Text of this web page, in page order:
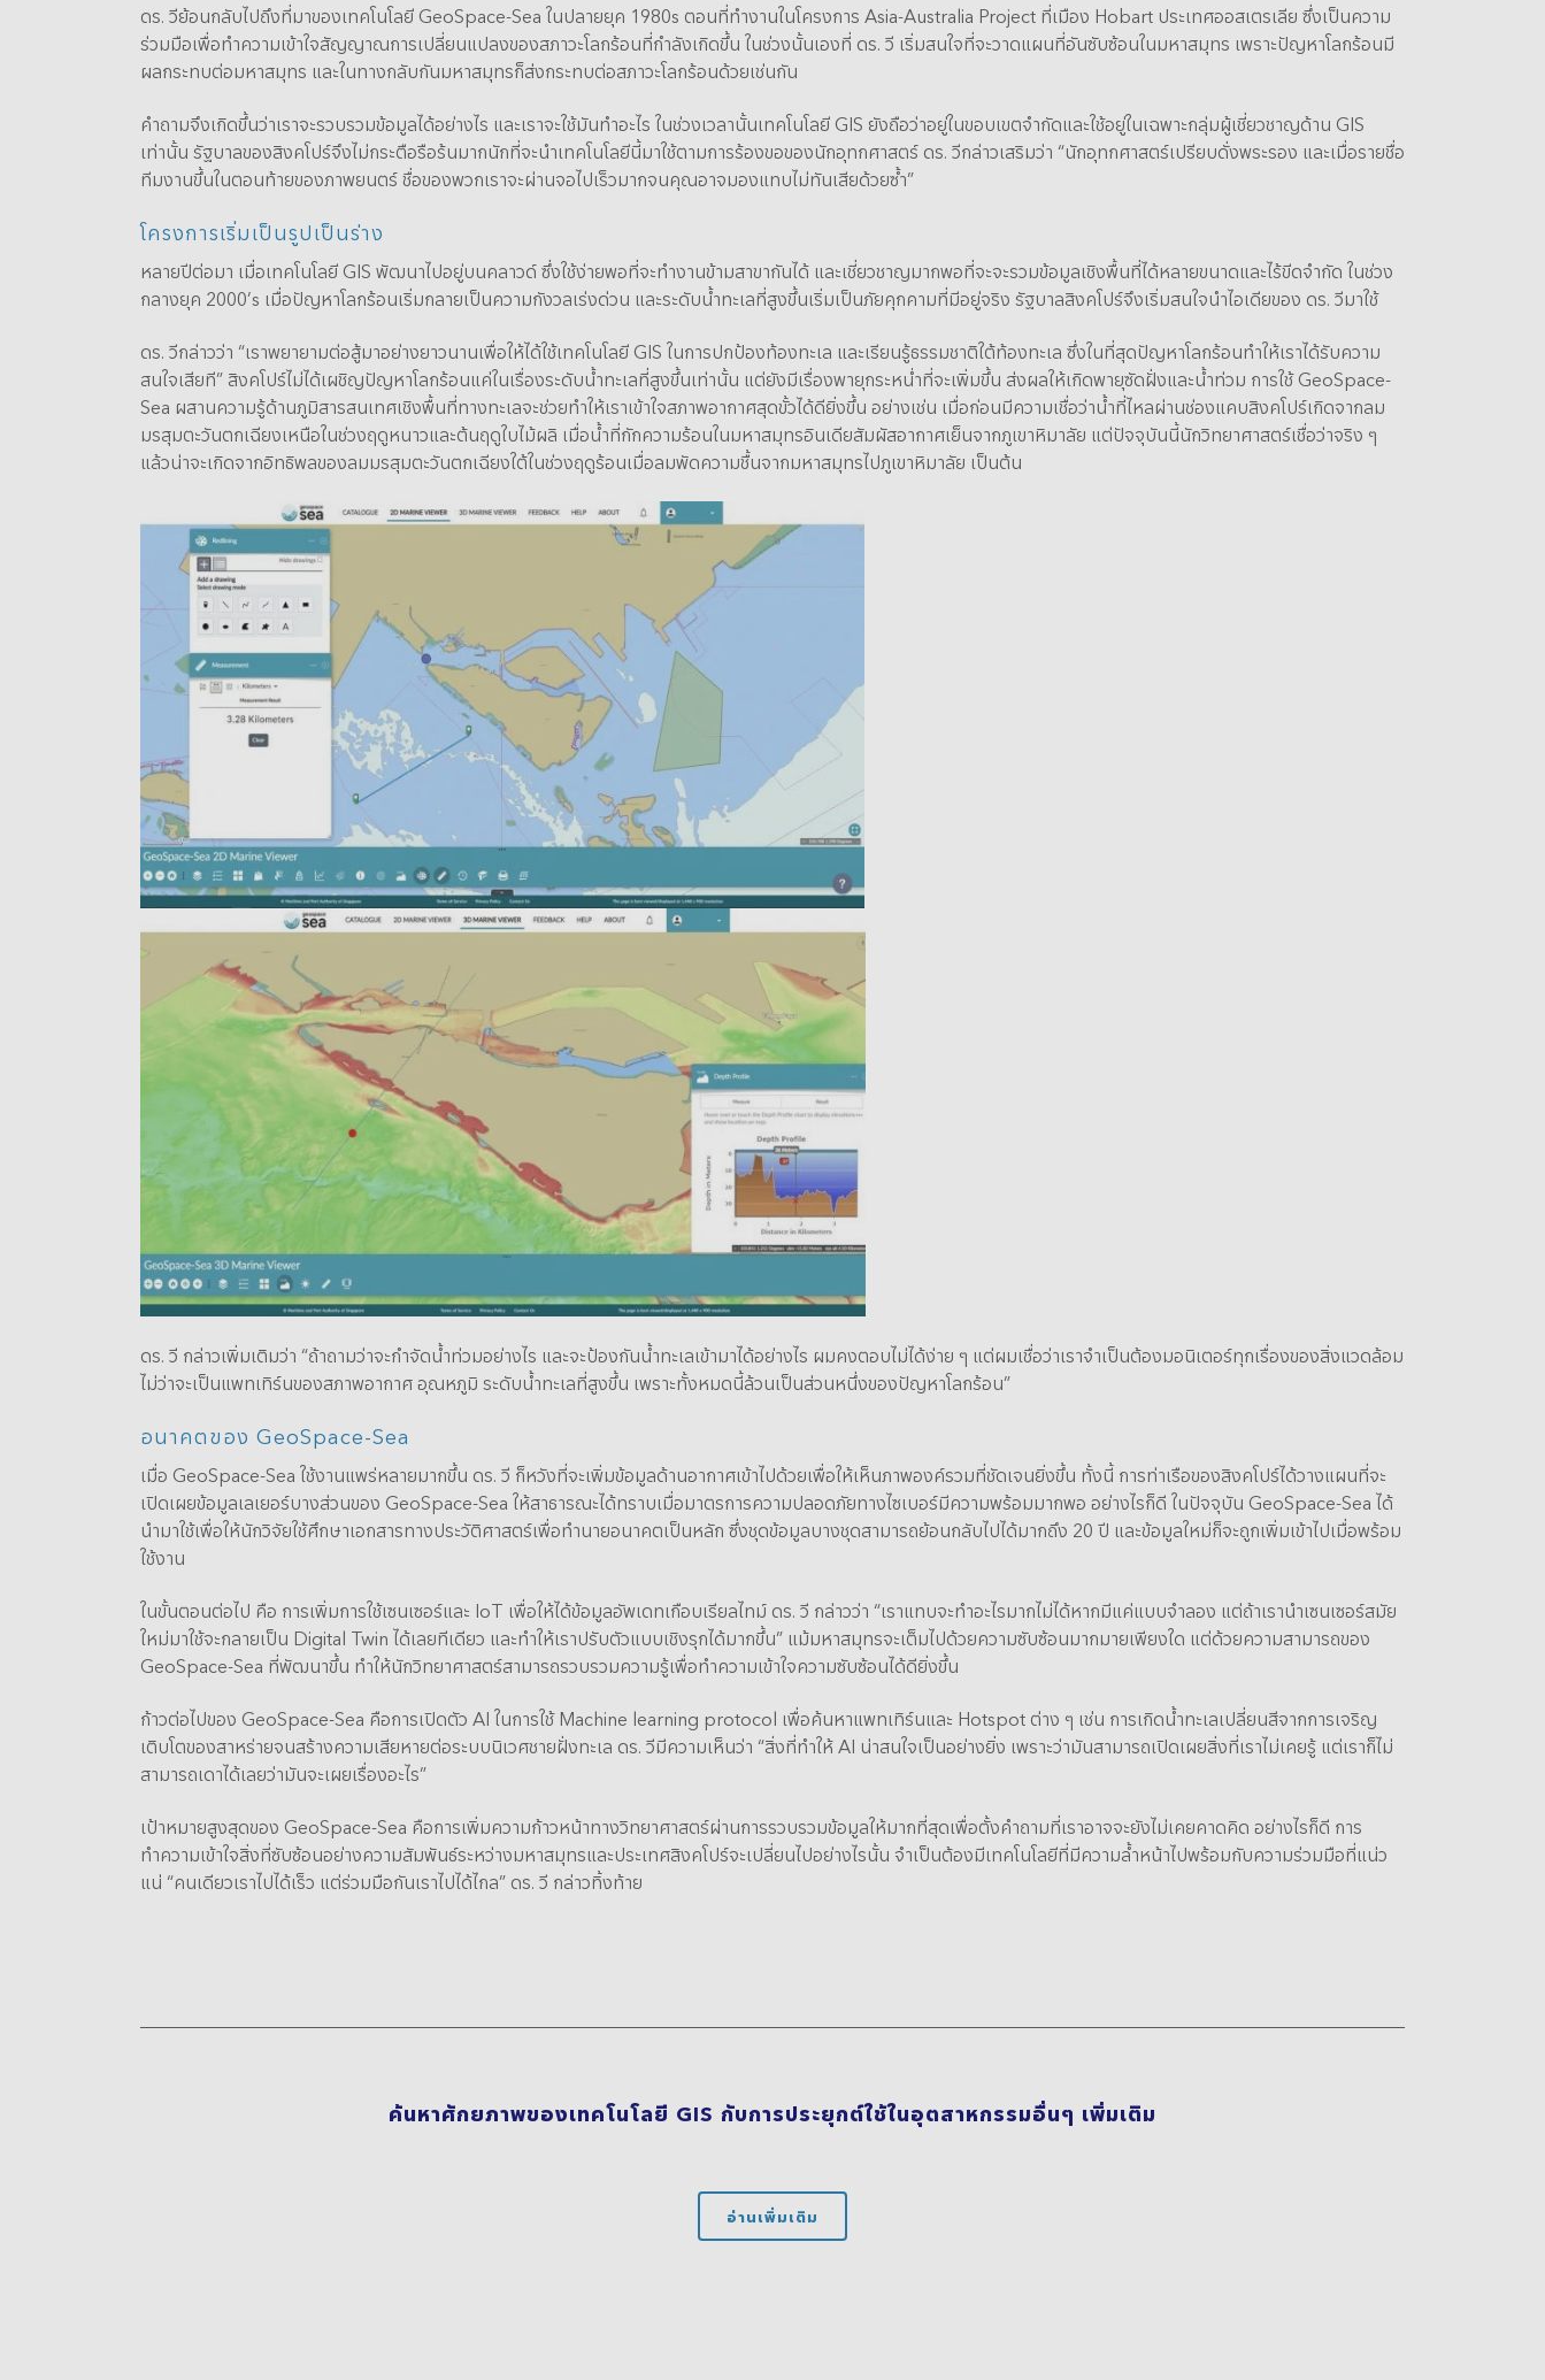
ดร. วีย้อนกลับไปถึงที่มาของเทคโนโลยี GeoSpace-Sea ในปลายยุค 1980s ตอนที่ทำงานในโครงการ Asia-Australia Project ที่เมือง Hobart ประเทศออสเตรเลีย ซึ่งเป็นความ
ร่วมมือเพื่อทำความเข้าใจสัญญาณการเปลี่ยนแปลงของสภาวะโลกร้อนที่กำลังเกิดขึ้น ในช่วงนั้นเองที่ ดร. วี เริ่มสนใจที่จะวาดแผนที่อันซับซ้อนในมหาสมุทร เพราะปัญหาโลกร้อนมี
ผลกระทบต่อมหาสมุทร และในทางกลับกันมหาสมุทรก็ส่งกระทบต่อสภาวะโลกร้อนด้วยเช่นกัน
คำถามจึงเกิดขึ้นว่าเราจะรวบรวมข้อมูลได้อย่างไร และเราจะใช้มันทำอะไร ในช่วงเวลานั้นเทคโนโลยี GIS ยังถือว่าอยู่ในขอบเขตจำกัดและใช้อยู่ในเฉพาะกลุ่มผู้เชี่ยวชาญด้าน GIS
เท่านั้น รัฐบาลของสิงคโปร์จึงไม่กระตือรือร้นมากนักที่จะนำเทคโนโลยีนี้มาใช้ตามการร้องขอของนักอุทกศาสตร์ ดร. วีกล่าวเสริมว่า “นักอุทกศาสตร์เปรียบดั่งพระรอง และเมื่อรายชื่อ
ทีมงานขึ้นในตอนท้ายของภาพยนตร์ ชื่อของพวกเราจะผ่านจอไปเร็วมากจนคุณอาจมองแทบไม่ทันเสียด้วยซ้ำ”
โครงการเริ่มเป็นรูปเป็นร่าง
หลายปีต่อมา เมื่อเทคโนโลยี GIS พัฒนาไปอยู่บนคลาวด์ ซึ่งใช้ง่ายพอที่จะทำงานข้ามสาขากันได้ และเชี่ยวชาญมากพอที่จะจะรวมข้อมูลเชิงพื้นที่ได้หลายขนาดและไร้ขีดจำกัด ในช่วง
กลางยุค 2000’s เมื่อปัญหาโลกร้อนเริ่มกลายเป็นความกังวลเร่งด่วน และระดับน้ำทะเลที่สูงขึ้นเริ่มเป็นภัยคุกคามที่มีอยู่จริง รัฐบาลสิงคโปร์จึงเริ่มสนใจนำไอเดียของ ดร. วีมาใช้
ดร. วีกล่าวว่า “เราพยายามต่อสู้มาอย่างยาวนานเพื่อให้ได้ใช้เทคโนโลยี GIS ในการปกป้องท้องทะเล และเรียนรู้ธรรมชาติใต้ท้องทะเล ซึ่งในที่สุดปัญหาโลกร้อนทำให้เราได้รับความ
สนใจเสียที” สิงคโปร์ไม่ได้เผชิญปัญหาโลกร้อนแค่ในเรื่องระดับน้ำทะเลที่สูงขึ้นเท่านั้น แต่ยังมีเรื่องพายุกระหน่ำที่จะเพิ่มขึ้น ส่งผลให้เกิดพายุซัดฝั่งและน้ำท่วม การใช้ GeoSpace-
Sea ผสานความรู้ด้านภูมิสารสนเทศเชิงพื้นที่ทางทะเลจะช่วยทำให้เราเข้าใจสภาพอากาศสุดขั้วได้ดียิ่งขึ้น อย่างเช่น เมื่อก่อนมีความเชื่อว่าน้ำที่ไหลผ่านช่องแคบสิงคโปร์เกิดจากลม
มรสุมตะวันตกเฉียงเหนือในช่วงฤดูหนาวและต้นฤดูใบไม้ผลิ เมื่อน้ำที่กักความร้อนในมหาสมุทรอินเดียสัมผัสอากาศเย็นจากภูเขาหิมาลัย แต่ปัจจุบันนี้นักวิทยาศาสตร์เชื่อว่าจริง ๆ
แล้วน่าจะเกิดจากอิทธิพลของลมมรสุมตะวันตกเฉียงใต้ในช่วงฤดูร้อนเมื่อลมพัดความชื้นจากมหาสมุทรไปภูเขาหิมาลัย เป็นต้น
ดร. วี กล่าวเพิ่มเติมว่า “ถ้าถามว่าจะกำจัดน้ำท่วมอย่างไร และจะป้องกันน้ำทะเลเข้ามาได้อย่างไร ผมคงตอบไม่ได้ง่าย ๆ แต่ผมเชื่อว่าเราจำเป็นต้องมอนิเตอร์ทุกเรื่องของสิ่งแวดล้อม
ไม่ว่าจะเป็นแพทเทิร์นของสภาพอากาศ อุณหภูมิ ระดับน้ำทะเลที่สูงขึ้น เพราะทั้งหมดนี้ล้วนเป็นส่วนหนึ่งของปัญหาโลกร้อน”
อนาคตของ GeoSpace-Sea
เมื่อ GeoSpace-Sea ใช้งานแพร่หลายมากขึ้น ดร. วี ก็หวังที่จะเพิ่มข้อมูลด้านอากาศเข้าไปด้วยเพื่อให้เห็นภาพองค์รวมที่ชัดเจนยิ่งขึ้น ทั้งนี้ การท่าเรือของสิงคโปร์ได้วางแผนที่จะ
เปิดเผยข้อมูลเลเยอร์บางส่วนของ GeoSpace-Sea ให้สาธารณะได้ทราบเมื่อมาตรการความปลอดภัยทางไซเบอร์มีความพร้อมมากพอ อย่างไรก็ดี ในปัจจุบัน GeoSpace-Sea ได้
นำมาใช้เพื่อให้นักวิจัยใช้ศึกษาเอกสารทางประวัติศาสตร์เพื่อทำนายอนาคตเป็นหลัก ซึ่งชุดข้อมูลบางชุดสามารถย้อนกลับไปได้มากถึง 20 ปี และข้อมูลใหม่ก็จะถูกเพิ่มเข้าไปเมื่อพร้อม
ใช้งาน
ในขั้นตอนต่อไป คือ การเพิ่มการใช้เซนเซอร์และ IoT เพื่อให้ได้ข้อมูลอัพเดทเกือบเรียลไทม์ ดร. วี กล่าวว่า “เราแทบจะทำอะไรมากไม่ได้หากมีแค่แบบจำลอง แต่ถ้าเรานำเซนเซอร์สมัย
ใหม่มาใช้จะกลายเป็น Digital Twin ได้เลยทีเดียว และทำให้เราปรับตัวแบบเชิงรุกได้มากขึ้น” แม้มหาสมุทรจะเต็มไปด้วยความซับซ้อนมากมายเพียงใด แต่ด้วยความสามารถของ
GeoSpace-Sea ที่พัฒนาขึ้น ทำให้นักวิทยาศาสตร์สามารถรวบรวมความรู้เพื่อทำความเข้าใจความซับซ้อนได้ดียิ่งขึ้น
ก้าวต่อไปของ GeoSpace-Sea คือการเปิดตัว AI ในการใช้ Machine learning protocol เพื่อค้นหาแพทเทิร์นและ Hotspot ต่าง ๆ เช่น การเกิดน้ำทะเลเปลี่ยนสีจากการเจริญ
เติบโตของสาหร่ายจนสร้างความเสียหายต่อระบบนิเวศชายฝั่งทะเล ดร. วีมีความเห็นว่า “สิ่งที่ทำให้ AI น่าสนใจเป็นอย่างยิ่ง เพราะว่ามันสามารถเปิดเผยสิ่งที่เราไม่เคยรู้ แต่เราก็ไม่
สามารถเดาได้เลยว่ามันจะเผยเรื่องอะไร”
เป้าหมายสูงสุดของ GeoSpace-Sea คือการเพิ่มความก้าวหน้าทางวิทยาศาสตร์ผ่านการรวบรวมข้อมูลให้มากที่สุดเพื่อตั้งคำถามที่เราอาจจะยังไม่เคยคาดคิด อย่างไรก็ดี การ
ทำความเข้าใจสิ่งที่ซับซ้อนอย่างความสัมพันธ์ระหว่างมหาสมุทรและประเทศสิงคโปร์จะเปลี่ยนไปอย่างไรนั้น จำเป็นต้องมีเทคโนโลยีที่มีความล้ำหน้าไปพร้อมกับความร่วมมือที่แน่ว
แน่ “คนเดียวเราไปได้เร็ว แต่ร่วมมือกันเราไปได้ไกล” ดร. วี กล่าวทิ้งท้าย
ค้นหาศักยภาพของเทคโนโลยี GIS กับการประยุกต์ใช้ในอุตสาหกรรมอื่นๆ เพิ่มเติม
อ่านเพิ่มเติม